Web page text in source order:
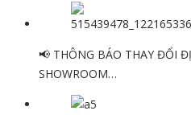
📢 THÔNG BÁO THAY ĐỔI
SHOWROOM…